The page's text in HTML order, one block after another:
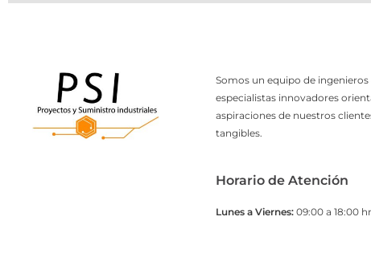
Somos un equipo de
especialistas innovadores
aspiraciones de nuestros
tangibles.
Horario de Atención
Lunes a Viernes:09:00 a 18:00